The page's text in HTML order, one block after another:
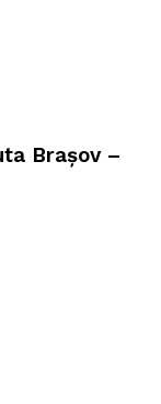
Brașov –